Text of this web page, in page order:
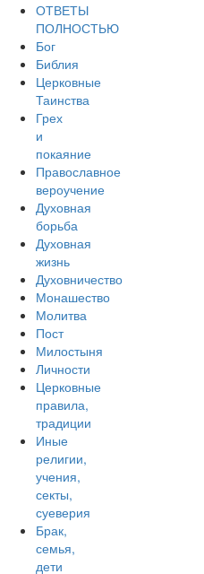
ОТВЕТЫ
ПОЛНОСТЬЮ
Бог
Библия
Церковные
Таинства
Грех
и
покаяние
Православное
вероучение
Духовная
борьба
Духовная
жизнь
Духовничество
Монашество
Молитва
Пост
Милостыня
Личности
Церковные
правила,
традиции
Иные
религии,
учения,
секты,
суеверия
Брак,
семья,
дети